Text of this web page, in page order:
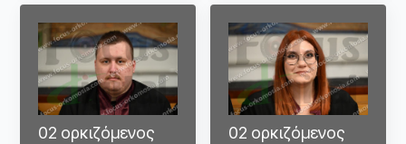
02 ορκιζόμενος
02 ορκιζόμενος